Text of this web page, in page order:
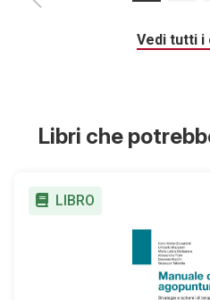
Vedi tutti i
Libri che
LIBRO